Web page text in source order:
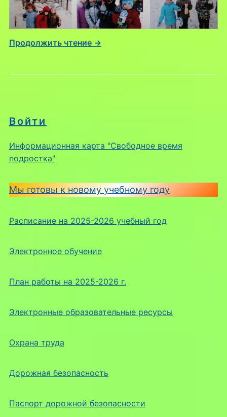
Войти
Информационная карта "Свободное время
подростка"
Мы готовы к новому учебному году
Расписание на 2025-2026 учебный год
Электронное обучение
План работы на 2025-2026 г.
Электронные образовательные ресурсы
Охрана труда
Дорожная безопасность
Паспорт дорожной безопасности
Продолжить чтение →